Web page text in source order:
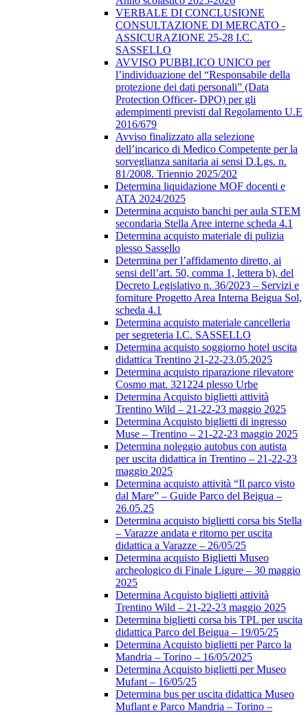
VERBALE DI CONCLUSIONE
CONSULTAZIONE DI MERCATO -
ASSICURAZIONE 25-28 I.C.
SASSELLO
AVVISO PUBBLICO UNICO per
l’individuazione del “Responsabile della
protezione dei dati personali” (Data
Protection Officer- DPO) per gli
adempimenti previsti dal Regolamento U.E
2016/679
Avviso finalizzato alla selezione
dell’incarico di Medico Competente per la
sorveglianza sanitaria ai sensi D.Lgs. n.
81/2008. Triennio 2025/202
Determina liquidazione MOF docenti e
ATA 2024/2025
Determina acquisto banchi per aula STEM
secondaria Stella Aree interne scheda 4.1
Determina acquisto materiale di pulizia
plesso Sassello
Determina per l’affidamento diretto, ai
sensi dell’art. 50, comma 1, lettera b), del
Decreto Legislativo n. 36/2023 – Servizi e
forniture Progetto Area Interna Beigua Sol,
scheda 4.1
Determina acquisto materiale cancelleria
per segreteria I.C. SASSELLO
Determina acquisto soggiorno hotel uscita
didattica Trentino 21-22-23.05.2025
Determina acquisto riparazione rilevatore
Cosmo mat. 321224 plesso Urbe
Determina Acquisto biglietti attività
Trentino Wild – 21-22-23 maggio 2025
Determina Acquisto biglietti di ingresso
Muse – Trentino – 21-22-23 maggio 2025
Determina noleggio autobus con autista
per uscita didattica in Trentino – 21-22-23
maggio 2025
Determina acquisto attività “Il parco visto
dal Mare” – Guide Parco del Beigua –
26.05.25
Determina acquisto biglietti corsa bis Stella
– Varazze andata e ritorno per uscita
didattica a Varazze – 26/05/25
Determina acquisto Biglietti Museo
archeologico di Finale Ligure – 30 maggio
2025
Determina Acquisto biglietti attività
Trentino Wild – 21-22-23 maggio 2025
Determina biglietti corsa bis TPL per uscita
didattica Parco del Beigua – 19/05/25
Determina Acquisto biglietti per Parco la
Mandria – Torino – 16/05/2025
Determina Acquisto biglietti per Museo
Mufant – 16/05/25
Determina bus per uscita didattica Museo
Muflant e Parco Mandria – Torino –